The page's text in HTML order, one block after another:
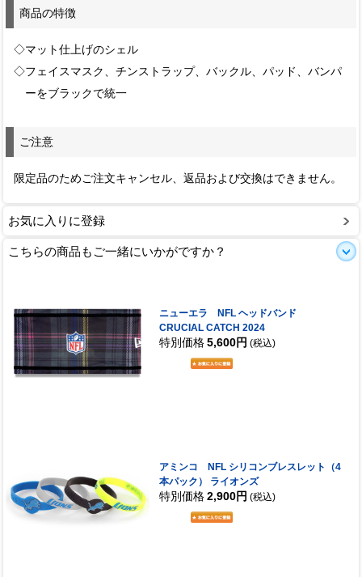
商品の特徴
◇マット仕上げのシェル
◇フェイスマスク、チンストラップ、バックル、パッド、バンパ
ーをブラックで統一
ご注意
限定品のためご注文キャンセル、返品および交換はできません。
お気に入りに登録
こちらの商品もご一緒にいかがですか？
ニューエラ NFL ヘッドバンド
CRUCIAL CATCH 2024
特別価格 5,600円 (税込)
アミンコ NFL シリコンブレスレット（4
本パック） ライオンズ
特別価格 2,900円 (税込)